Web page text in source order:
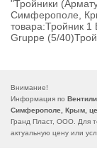
"Тройники
Симферополе,
товара:Тройник
Gruppe (5/
Внимание!
Информация по
Симферополе, Крым,
Гранд Пласт, ООО. Для
актуальную цену или